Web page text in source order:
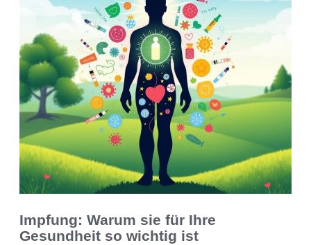
Impfung: Warum sie für Ihre
Gesundheit so wichtig ist